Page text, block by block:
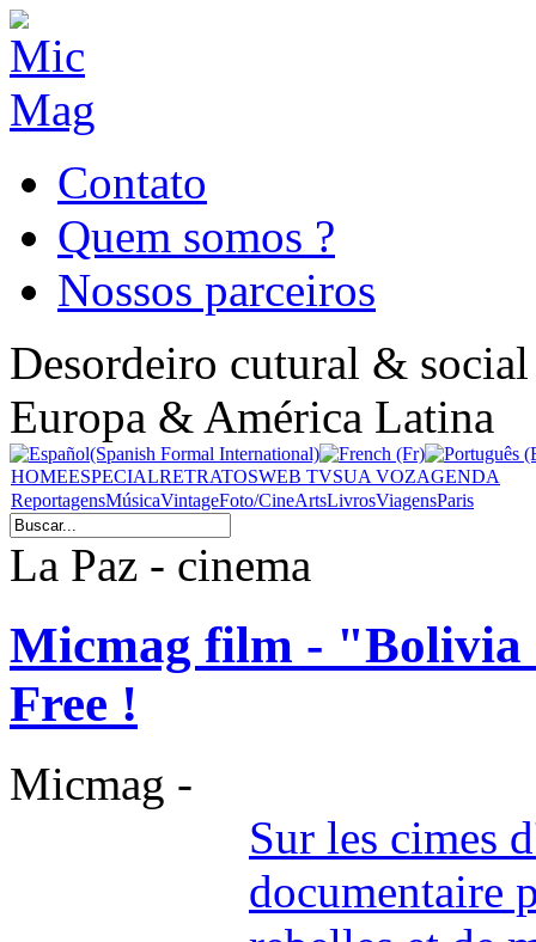
Contato
Quem somos ?
Nossos parceiros
Desordeiro cutural & social
Europa & América Latina
HOMEESPECIALRETRATOSWEB TVSUA VOZAGENDA
ReportagensMúsicaVintageFoto/CineArtsLivrosViagensParis
La Paz - cinema
Micmag film - "Bolivia
Free !
Micmag -
Sur les cimes
documentaire